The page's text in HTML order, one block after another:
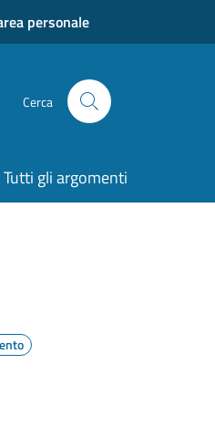
personale
Cerca
Tutti gli argomenti